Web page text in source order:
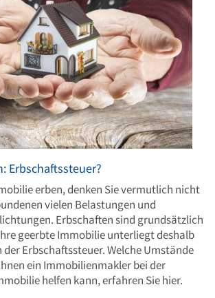
Erbschaftssteuer?
erben, denken Sie vermutlich nicht
vielen Belastungen und
Erbschaften sind grundsätzlich
geerbte Immobilie unterliegt deshalb
Erbschaftssteuer. Welche Umstände
ein Immobilienmakler bei der
helfen kann, erfahren Sie hier.